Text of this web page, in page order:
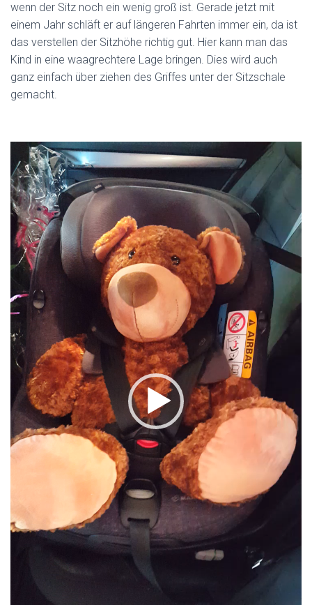
wenn der Sitz noch ein wenig groß ist. Gerade jetzt mit
einem Jahr schläft er auf längeren Fahrten immer ein, da ist
das verstellen der Sitzhöhe richtig gut. Hier kann man das
Kind in eine waagrechtere Lage bringen. Dies wird auch
ganz einfach über ziehen des Griffes unter der Sitzschale
gemacht.
Video-
Player